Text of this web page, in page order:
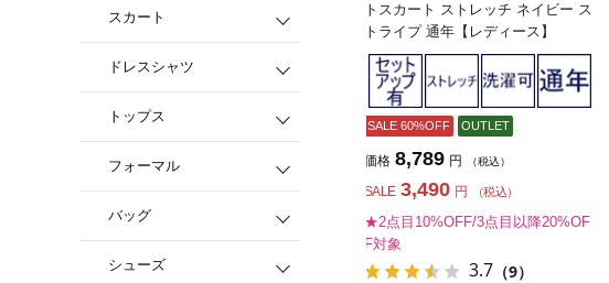
スカート
ドレスシャツ
トップス
フォーマル
バッグ
シューズ
トスカート ストレッチ ネイビー ス
トライプ 通年【レディース】
SALE 60%OFF OUTLET
価格 8,789 円 （税込）
SALE 3,490 円 （税込）
★2点目10%OFF/3点目以降20%OF
F対象
3.7（9）